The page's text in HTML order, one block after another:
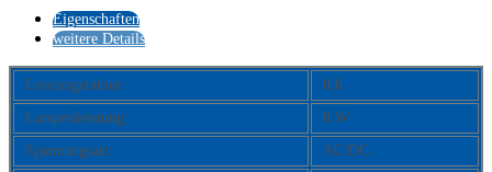
Eigenschaften
weitere Details
Leistungsfaktor:
0,6
Lampenleistung:
8 W
Spannungsart:
AC/DC